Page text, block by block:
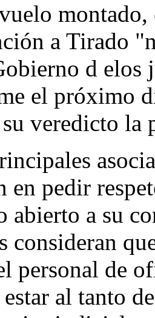
a Tirado
d elos
el próximo
su veredicto
en pedir
a su
consideran
personal de
al tanto